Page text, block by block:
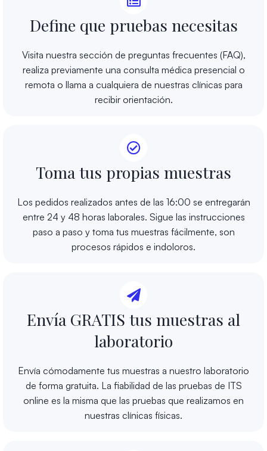
Define que pruebas necesitas
Visita nuestra sección de preguntas frecuentes (FAQ),
realiza previamente una consulta médica presencial o
remota o llama a cualquiera de nuestras clínicas para
recibir orientación.
Toma tus propias muestras
Los pedidos realizados antes de las 16:00 se entregarán
entre 24 y 48 horas laborales. Sigue las instrucciones
paso a paso y toma tus muestras fácilmente, son
procesos rápidos e indoloros.
Envía GRATIS tus muestras al
laboratorio
Envía cómodamente tus muestras a nuestro laboratorio
de forma gratuita. La fiabilidad de las pruebas de ITS
online es la misma que las pruebas que realizamos en
nuestras clínicas físicas.